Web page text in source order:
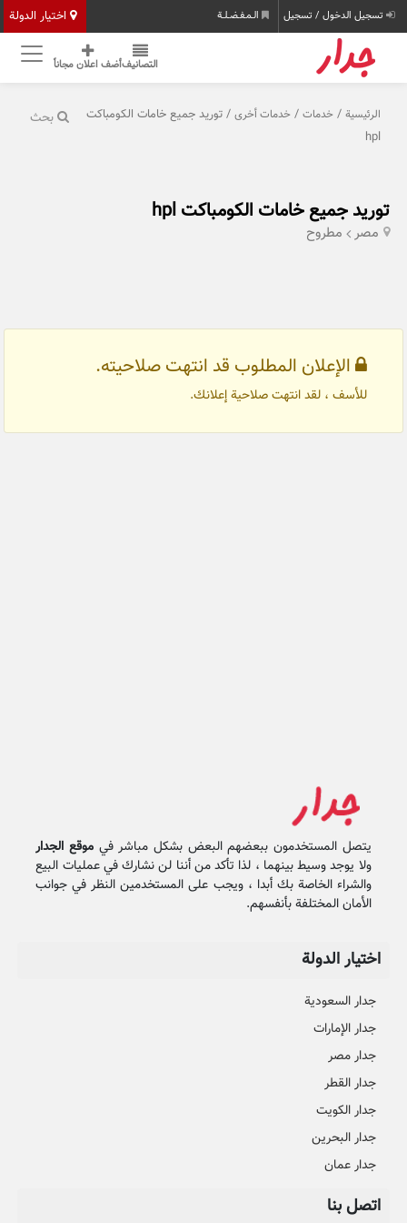
اختيار الدولة تسجيل الدخول / تسجيل الـمـفـضـلـة
التصانيفأضف اعلان مجاناً
بحث الرئيسية /خدمات /خدمات أخرى / توريد جميع خامات الكومباكت
hpl
توريد جميع خامات الكومباكت hpl
مصر مطروح
الإعلان المطلوب قد انتهت صلاحيته.
للأسف ، لقد انتهت صلاحية إعلانك.
يتصل المستخدمون ببعضهم البعض بشكل مباشر في موقع الجدار
ولا يوجد وسيط بينهما ، لذا تأكد من أننا لن نشارك في عمليات البيع
والشراء الخاصة بك أبدا ، ويجب على المستخدمين النظر في جوانب
الأمان المختلفة بأنفسهم.
اختيار الدولة
جدار السعودية
جدار الإمارات
جدار مصر
جدار القطر
جدار الكويت
جدار البحرين
جدار عمان
اتصل بنا